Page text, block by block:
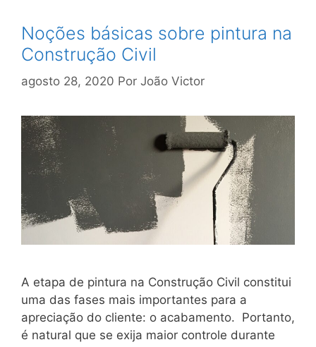
Noções básicas sobre pintura na
Construção Civil
agosto 28, 2020 Por João Victor
A etapa de pintura na Construção Civil constitui
uma das fases mais importantes para a
apreciação do cliente: o acabamento. Portanto,
é natural que se exija maior controle durante